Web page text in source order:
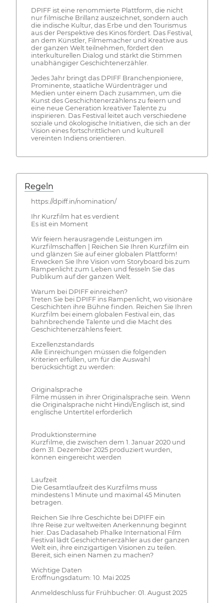
DPIFF ist eine renommierte Plattform, die nicht
nur filmische Brillanz auszeichnet, sondern auch
die indische Kultur, das Erbe und den Tourismus
aus der Perspektive des Kinos fördert. Das Festival,
an dem Künstler, Filmemacher und Kreative aus
der ganzen Welt teilnehmen, fördert den
interkulturellen Dialog und stärkt die Stimmen
unabhängiger Geschichtenerzähler.
Jedes Jahr bringt das DPIFF Branchenpioniere,
Prominente, staatliche Würdenträger und
Medien unter einem Dach zusammen, um die
Kunst des Geschichtenerzählens zu feiern und
eine neue Generation kreativer Talente zu
inspirieren. Das Festival leitet auch verschiedene
soziale und ökologische Initiativen, die sich an der
Vision eines fortschrittlichen und kulturell
vereinten Indiens orientieren.
Regeln
https://dpiff.in/nomination/
Ihr Kurzfilm hat es verdient
Es ist ein Moment
Wir feiern herausragende Leistungen im
Kurzfilmschaffen | Reichen Sie Ihren Kurzfilm ein
und glänzen Sie auf einer globalen Plattform!
Erwecken Sie Ihre Vision vom Storyboard bis zum
Rampenlicht zum Leben und fesseln Sie das
Publikum auf der ganzen Welt.
Warum bei DPIFF einreichen?
Treten Sie bei DPIFF ins Rampenlicht, wo visionäre
Geschichten ihre Bühne finden. Reichen Sie Ihren
Kurzfilm bei einem globalen Festival ein, das
bahnbrechende Talente und die Macht des
Geschichtenerzählens feiert.
Exzellenzstandards
Alle Einreichungen müssen die folgenden
Kriterien erfüllen, um für die Auswahl
berücksichtigt zu werden:
Originalsprache
Filme müssen in ihrer Originalsprache sein. Wenn
die Originalsprache nicht Hindi/Englisch ist, sind
englische Untertitel erforderlich
Produktionstermine
Kurzfilme, die zwischen dem 1. Januar 2020 und
dem 31. Dezember 2025 produziert wurden,
können eingereicht werden
Laufzeit
Die Gesamtlaufzeit des Kurzfilms muss
mindestens 1 Minute und maximal 45 Minuten
betragen.
Reichen Sie Ihre Geschichte bei DPIFF ein
Ihre Reise zur weltweiten Anerkennung beginnt
hier. Das Dadasaheb Phalke International Film
Festival lädt Geschichtenerzähler aus der ganzen
Welt ein, ihre einzigartigen Visionen zu teilen.
Bereit, sich einen Namen zu machen?
Wichtige Daten
Eröffnungsdatum: 10. Mai 2025
Anmeldeschluss für Frühbucher: 01. August 2025